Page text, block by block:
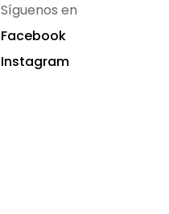
Síguenos en
Facebook
Instagram